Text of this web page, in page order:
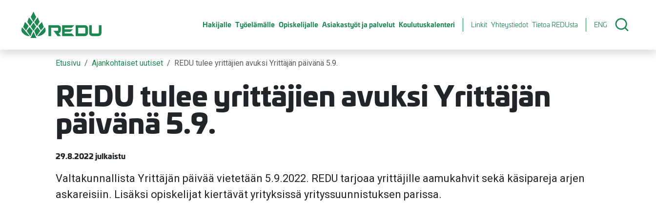
Hakijalle Työelämälle Opiskelijalle Asiakastyöt ja palvelut Koulutuskalenteri Linkit Yhteystiedot Tietoa REDUsta ENG
Etusivu Ajankohtaiset uutiset REDU tulee yrittäjien avuksi Yrittäjän päivänä 5.9.
REDU tulee yrittäjien avuksi Yrittäjän
päivänä 5.9.
29.8.2022 julkaistu
Valtakunnallista Yrittäjän päivää vietetään 5.9.2022. REDU tarjoaa yrittäjille aamukahvit sekä käsipareja arjen
askareisiin. Lisäksi opiskelijat kiertävät yrityksissä yrityssuunnistuksen parissa.